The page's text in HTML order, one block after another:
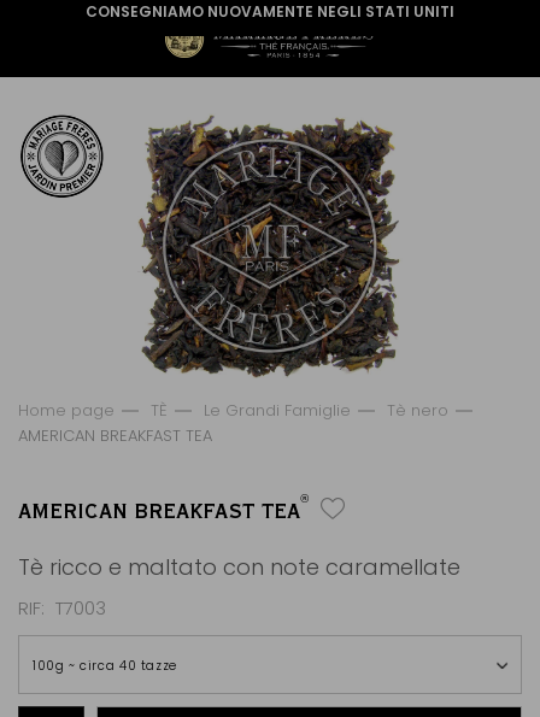
CONSEGNIAMO NUOVAMENTE NEGLI STATI UNITI
Home page TÈ Le Grandi Famiglie
Tè nero
AMERICAN BREAKFAST TEA
AMERICAN BREAKFAST TEA®
Tè ricco e maltato con note caramellate
RIF T7003
100g ~ circa 40 tazze